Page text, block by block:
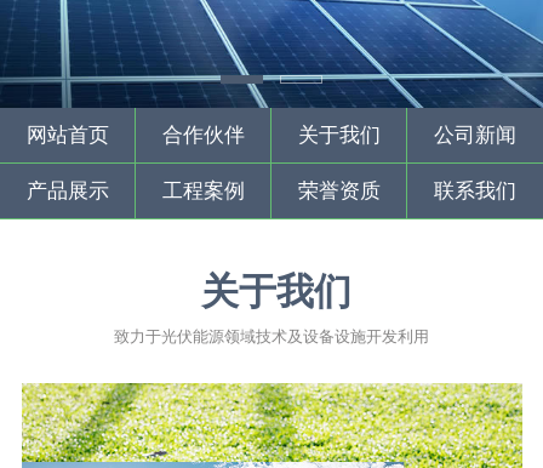
网站首页 合作伙伴 关于我们 公司新闻
产品展示 工程案例 荣誉资质 联系我们
关于我们
致力于光伏能源领域技术及设备设施开发利用